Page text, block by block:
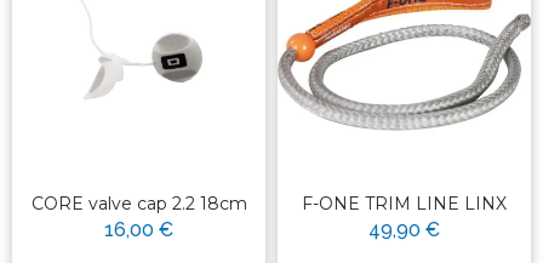
CORE valve cap 2.2 18cm
16,00 €
F-ONE TRIM LINE LINX
49,90 €